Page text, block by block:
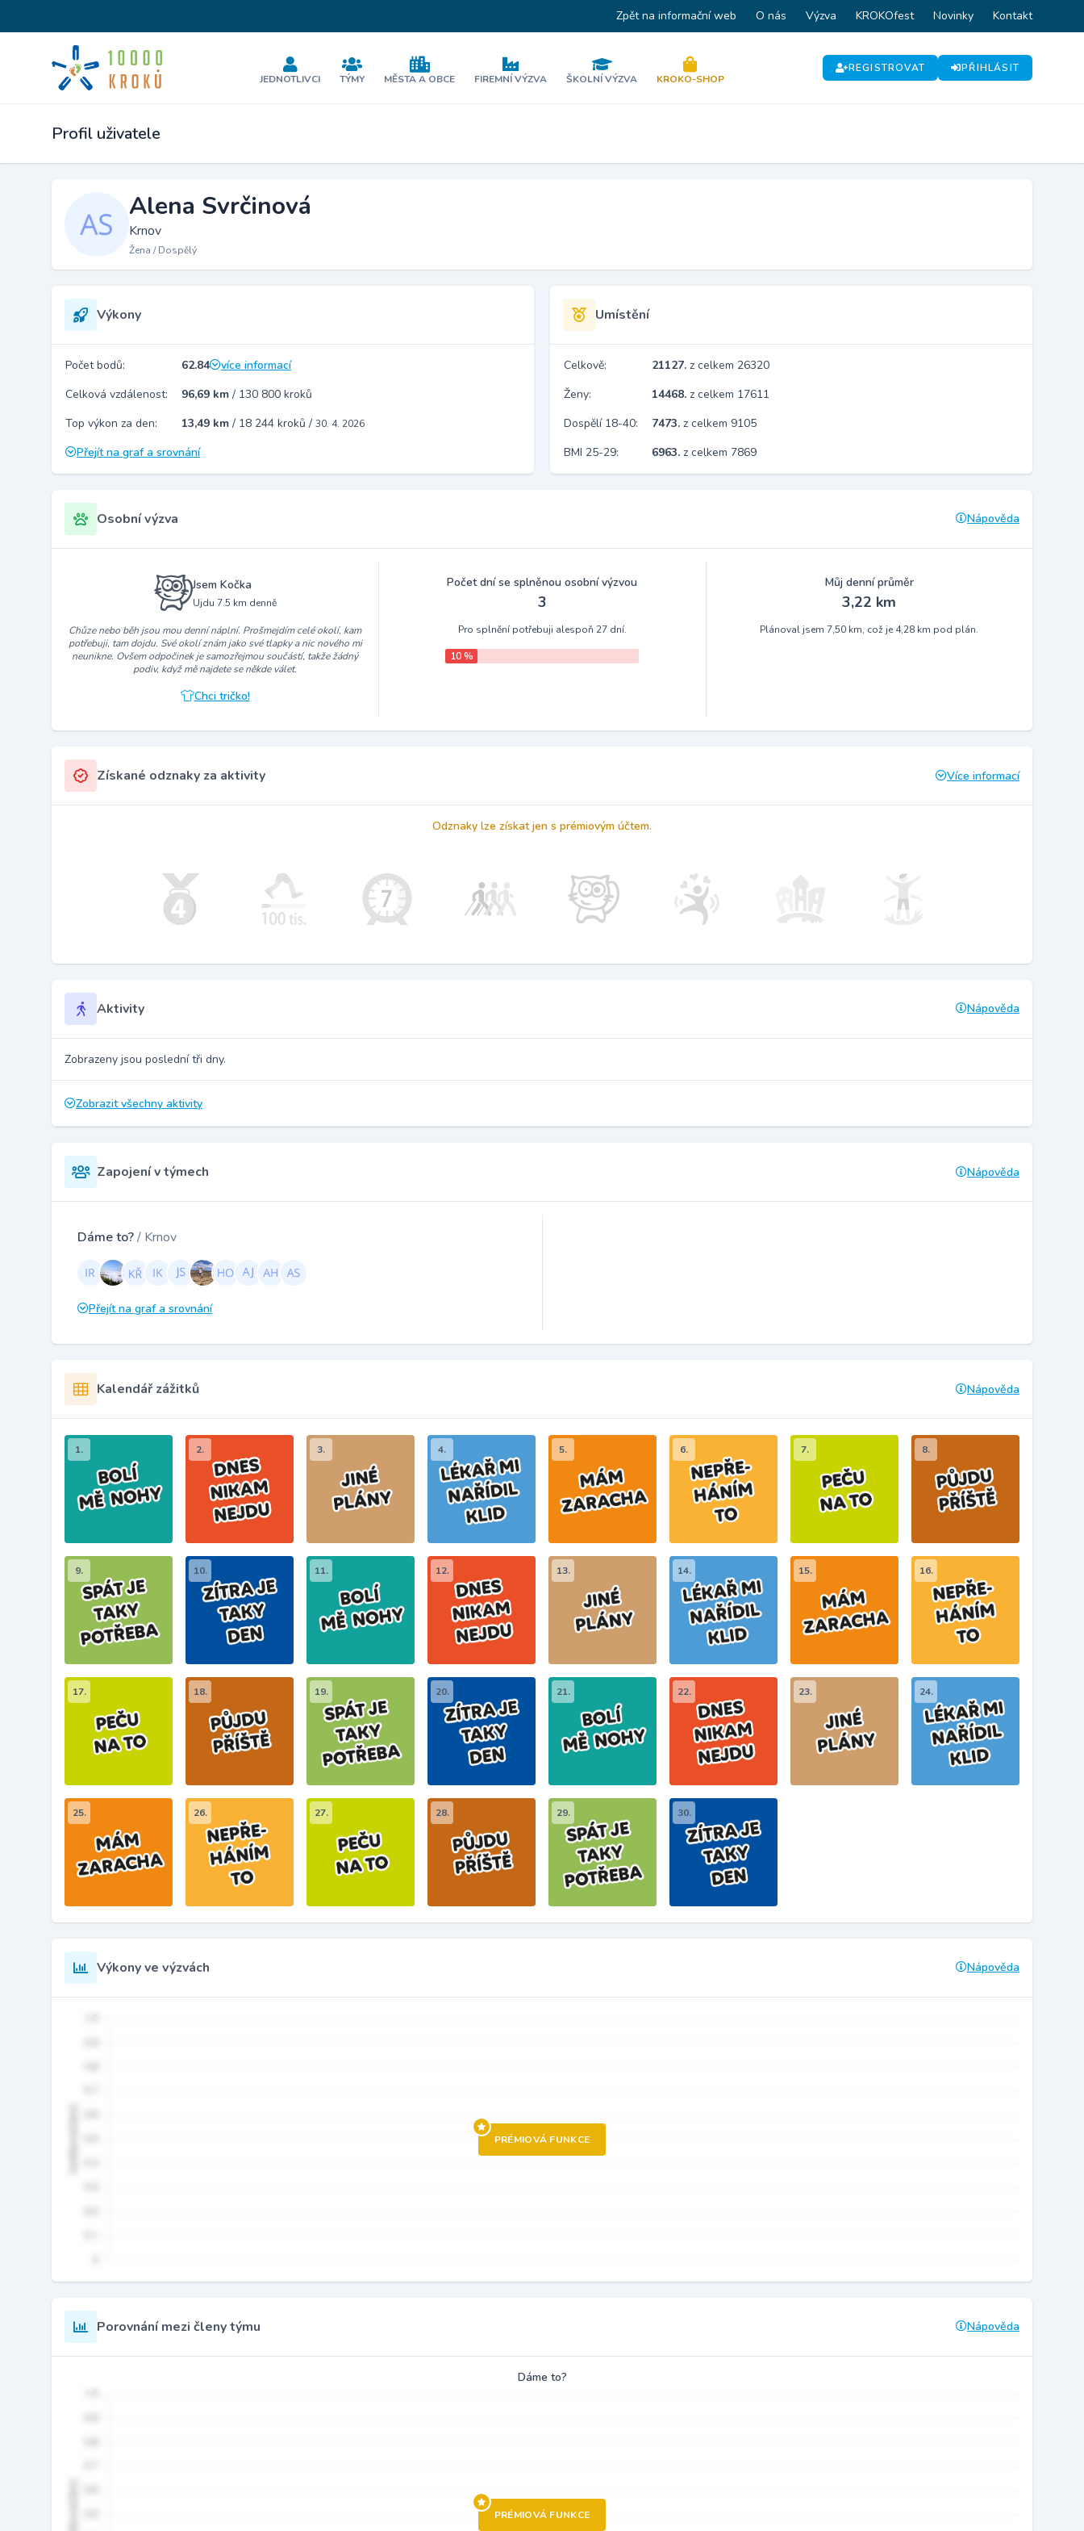
Zpět na informační web O nás Výzva KROKOfest Novinky Kontakt
JEDNOTLIVCI TÝMY MĚSTA A OBCE FIREMNÍ VÝZVA ŠKOLNÍ VÝZVA KROKO-SHOP
REGISTROVAT PŘIHLÁSIT
Profil uživatele
Alena Svrčinová
Krnov
Žena / Dospělý
Výkony
Počet bodů: 62.84
více informací
Celková vzdálenost:
96,69 km / 130 800 kroků
Top výkon za den:
13,49 km / 18 244 kroků / 30. 4. 2026
Přejít na graf a srovnání
Umístění
Celkově: 21127. z celkem 26320
Ženy:
14468. z celkem 17611
Dospělí 18-40:
7473. z celkem 9105
BMI 25-29:
6963. z celkem 7869
Osobní výzva Nápověda
Jsem Kočka
Ujdu 7.5 km denně
Chůze nebo běh jsou mou denní náplní. Prošmejdím celé okolí, kam
potřebuji, tam dojdu. Své okolí znám jako své tlapky a nic nového mi
neunikne. Ovšem odpočinek je samozřejmou součástí, takže žádný
podiv, když mě najdete se někde válet.
Chci tričko!
Počet dní se splněnou osobní výzvou
3
Pro splnění potřebuji alespoň 27 dní.
10 %
Můj denní průměr
3,22 km
Plánoval jsem 7,50 km, což je 4,28 km pod plán.
Získané odznaky za aktivity Více informací
Odznaky lze získat jen s prémiovým účtem.
Aktivity Nápověda
Zobrazeny jsou poslední tři dny.
Zobrazit všechny aktivity
Zapojení v týmech Nápověda
Dáme to?/ Krnov
Přejít na graf a srovnání
Kalendář zážitků Nápověda
1. 2. 3. 4. 5. 6. 7. 8.
9. 10. 11. 12. 13. 14. 15. 16.
17. 18. 19. 20. 21. 22. 23. 24.
25. 26. 27. 28. 29. 30.
Výkony ve výzvách Nápověda
PRÉMIOVÁ FUNKCE
Porovnání mezi členy týmu Nápověda
Dáme to?
PRÉMIOVÁ FUNKCE